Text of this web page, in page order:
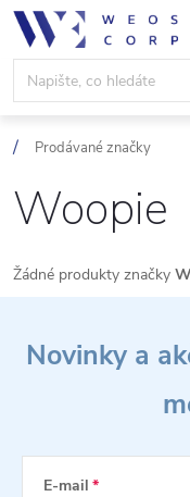
Přejít
obsah
Prodávané značky
Woopie
Žádné produkty značky
Novinky a
E-mail